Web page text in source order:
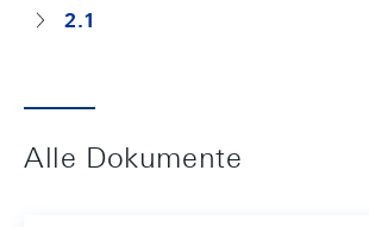
2.1
Alle Dokumente